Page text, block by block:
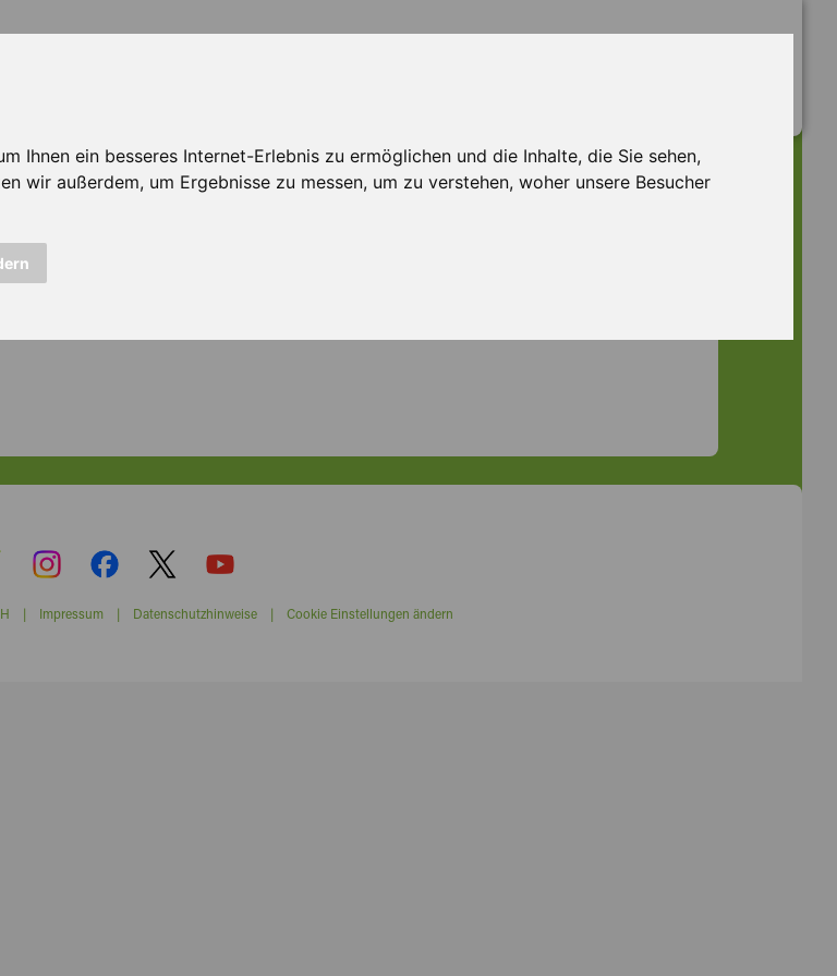
Ihnen ein besseres Internet-Erlebnis zu ermöglichen und die Inhalte, die Sie sehen,
wir außerdem, um Ergebnisse zu messen, um zu verstehen, woher unsere Besucher
...
| Impressum| Datenschutzhinweise| Cookie Einstellungen ändern